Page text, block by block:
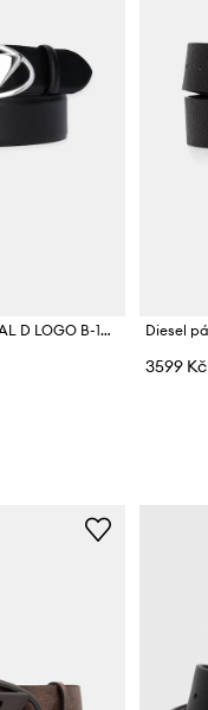
Kožený pásek Diesel OVAL D LOGO B-1DR
3599 Kč